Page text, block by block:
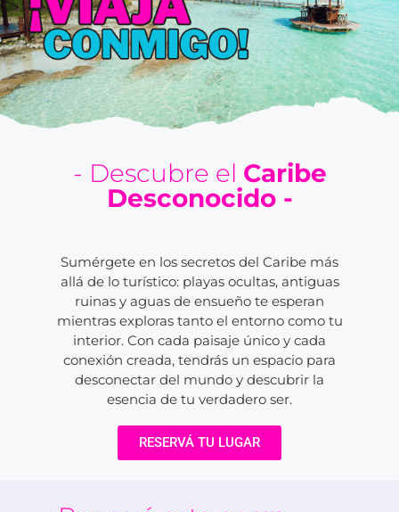
- Descubre el Caribe
Desconocido -
Sumérgete en los secretos del Caribe más
allá de lo turístico: playas ocultas, antiguas
ruinas y aguas de ensueño te esperan
mientras exploras tanto el entorno como tu
interior. Con cada paisaje único y cada
conexión creada, tendrás un espacio para
desconectar del mundo y descubrir la
esencia de tu verdadero ser.
RESERVÁ TU LUGAR